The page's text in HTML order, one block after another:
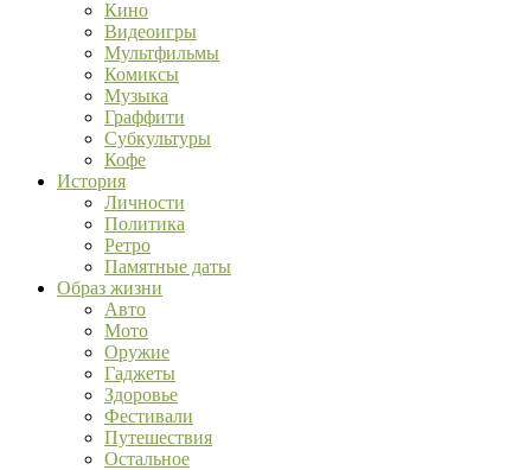
Кино
Видеоигры
Мультфильмы
Комиксы
Музыка
Граффити
Субкультуры
Кофе
История
Личности
Политика
Ретро
Памятные даты
Образ жизни
Авто
Мото
Оружие
Гаджеты
Здоровье
Фестивали
Путешествия
Остальное